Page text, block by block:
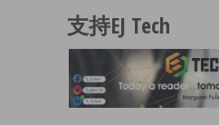
支持EJ Tech